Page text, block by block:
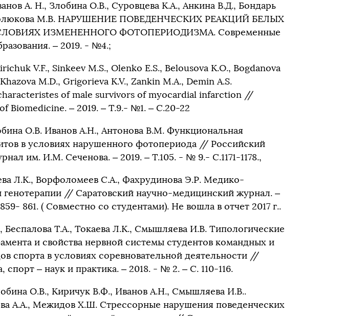
А. Н., Злобина О.В., Суровцева К.А., Анкина В.Д., Бондарь
М.В. НАРУШЕНИЕ ПОВЕДЕНЧЕСКИХ РЕАКЦИЙ БЕЛЫХ
ИЗМЕНЕННОГО ФОТОПЕРИОДИЗМА. Современные
– 2019. - №4.;
V.F., Sinkeev M.S., Olenko E.S., Belousova K.O., Bogdanova
M.D., Grigorieva K.V., Zankin M.A., Demin A.S.
of male survivors of myocardial infarction //
Biomedicine. – 2019. – Т.9.- №1. – С.20-22
О.В. Иванов А.Н., Антонова В.М. Функциональная
в условиях нарушенного фотопериода // Российский
им. И.М. Сеченова. – 2019. – Т.105. - № 9.- С.1171-1178.,
Л.К., Ворфоломеев С.А., Фахрудинова Э.Р. Медико-
генотерапии // Саратовский научно-медицинский журнал. –
861. ( Совместно со студентами). Не вошла в отчет 2017 г..
Беспалова Т.А., Токаева Л.К., Смышляева И.В. Типологические
и свойства нервной системы студентов командных и
спорта в условиях соревновательной деятельности //
спорт – наук и практика. – 2018. - № 2. – С. 110-116.
О.В., Киричук В.Ф., Иванов А.Н., Смышляева И.В..
А.А., Межидов Х.Ш. Стрессорные нарушения поведенческих